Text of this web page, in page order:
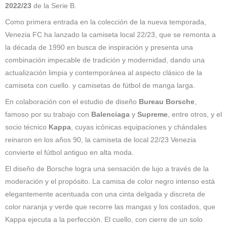
2022/23 de la Serie B.
Como primera entrada en la colección de la nueva temporada,
Venezia FC ha lanzado la camiseta local 22/23, que se remonta a
la década de 1990 en busca de inspiración y presenta una
combinación impecable de tradición y modernidad, dando una
actualización limpia y contemporánea al aspecto clásico de la
camiseta con cuello. y camisetas de fútbol de manga larga.
En colaboración con el estudio de diseño Bureau Borsche,
famoso por su trabajo con Balenciaga y Supreme, entre otros, y el
socio técnico Kappa, cuyas icónicas equipaciones y chándales
reinaron en los años 90, la camiseta de local 22/23 Venezia
convierte el fútbol antiguo en alta moda.
El diseño de Borsche logra una sensación de lujo a través de la
moderación y el propósito. La camisa de color negro intenso está
elegantemente acentuada con una cinta delgada y discreta de
color naranja y verde que recorre las mangas y los costados, que
Kappa ejecuta a la perfección. El cuello, con cierre de un solo